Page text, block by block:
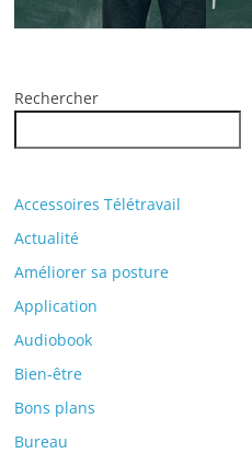
Rechercher
Accessoires Télétravail
Actualité
Améliorer sa posture
Application
Audiobook
Bien-être
Bons plans
Bureau